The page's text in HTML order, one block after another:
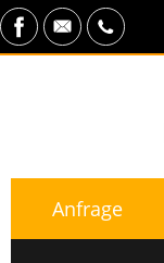
Anfrage